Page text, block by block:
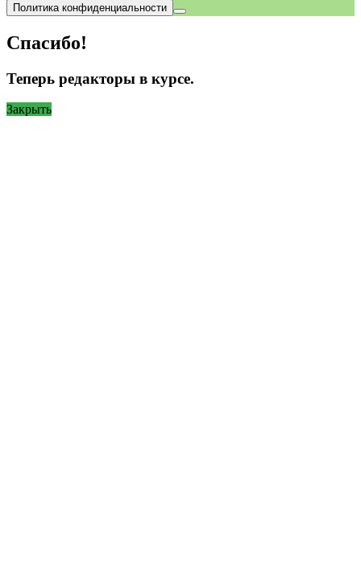
Политика конфиденциальности
Спасибо!
Теперь редакторы в курсе.
Закрыть